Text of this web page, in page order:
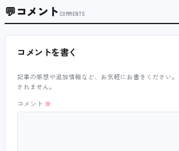
💬コメント COMMENTS
コメントを書く
記事の感想や追加情報など、お気軽にお書きください
されません。
コメント ※